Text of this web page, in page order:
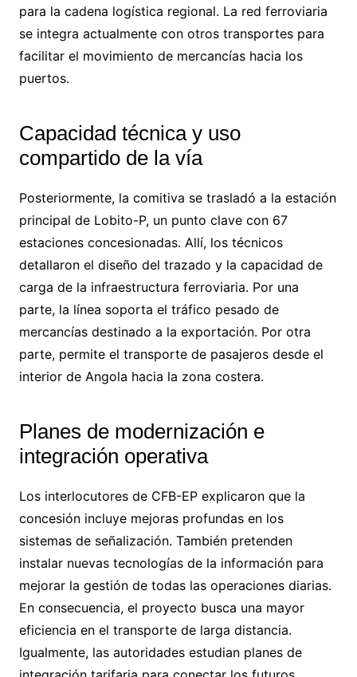
para la cadena logística regional. La red ferroviaria
se integra actualmente con otros transportes para
facilitar el movimiento de mercancías hacia los
puertos.
Capacidad técnica y uso
compartido de la vía
Posteriormente, la comitiva se trasladó a la estación
principal de Lobito-P, un punto clave con 67
estaciones concesionadas. Allí, los técnicos
detallaron el diseño del trazado y la capacidad de
carga de la infraestructura ferroviaria. Por una
parte, la línea soporta el tráfico pesado de
mercancías destinado a la exportación. Por otra
parte, permite el transporte de pasajeros desde el
interior de Angola hacia la zona costera.
Planes de modernización e
integración operativa
Los interlocutores de CFB-EP explicaron que la
concesión incluye mejoras profundas en los
sistemas de señalización. También pretenden
instalar nuevas tecnologías de la información para
mejorar la gestión de todas las operaciones diarias.
En consecuencia, el proyecto busca una mayor
eficiencia en el transporte de larga distancia.
Igualmente, las autoridades estudian planes de